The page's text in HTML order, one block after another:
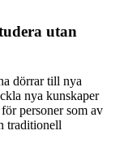
utan
dörrar till nya
nya kunskaper
personer som av
traditionell